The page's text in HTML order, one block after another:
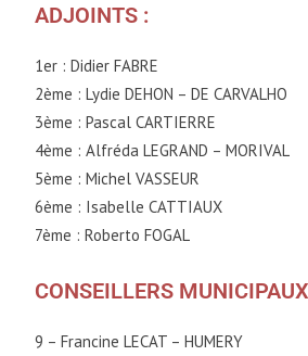
ADJOINTS :
1er : Didier FABRE
2ème : Lydie DEHON – DE CARVALHO
3ème : Pascal CARTIERRE
4ème : Alfréda LEGRAND – MORIVAL
5ème : Michel VASSEUR
6ème : Isabelle CATTIAUX
7ème : Roberto FOGAL
CONSEILLERS MUNICIPAUX
9 – Francine LECAT – HUMERY